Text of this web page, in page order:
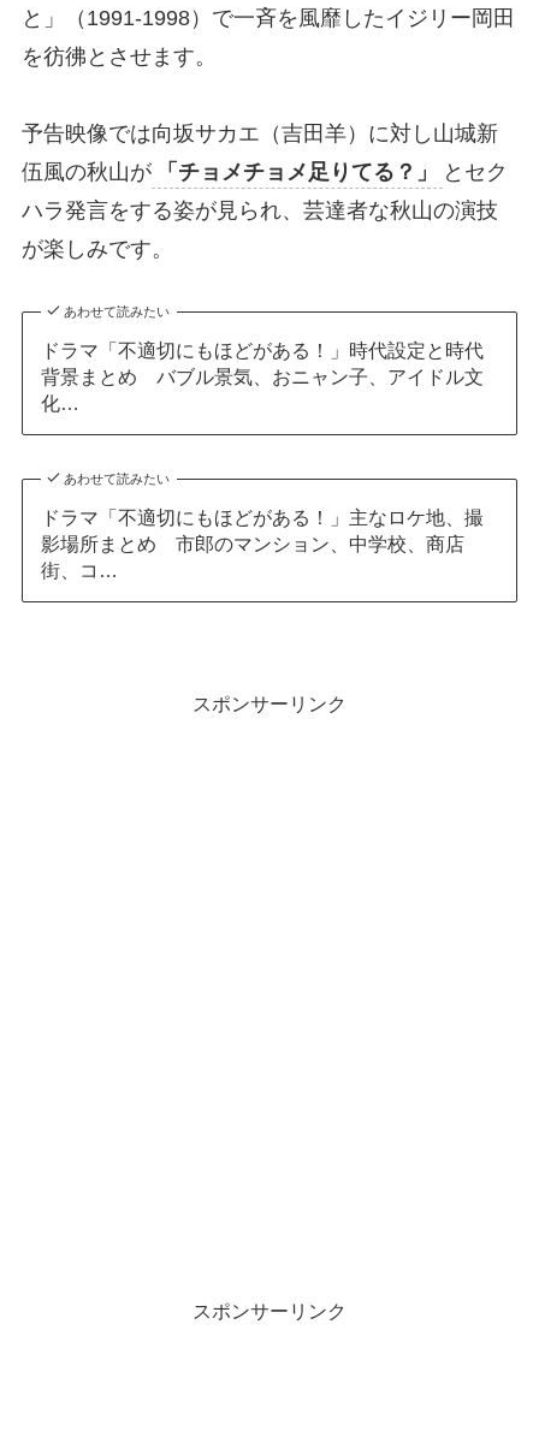
と」（1991-1998）で一斉を風靡したイジリー岡田
を彷彿とさせます。
予告映像では向坂サカエ（吉田羊）に対し山城新
伍風の秋山が
「チョメチョメ足りてる？」
とセク
ハラ発言をする姿が見られ、芸達者な秋山の演技
が楽しみです。
あわせて読みたい
ドラマ「不適切にもほどがある！」時代設定と時代
背景まとめ バブル景気、おニャン子、アイドル文
化…
あわせて読みたい
ドラマ「不適切にもほどがある！」主なロケ地、撮
影場所まとめ 市郎のマンション、中学校、商店
街、コ…
スポンサーリンク
スポンサーリンク